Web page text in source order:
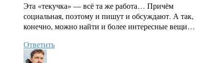
Эта «текучка» — всё та же работа… Причём
социальная, поэтому и пишут и обсуждают. А так,
конечно, можно найти и более интересные вещи…
Ответить